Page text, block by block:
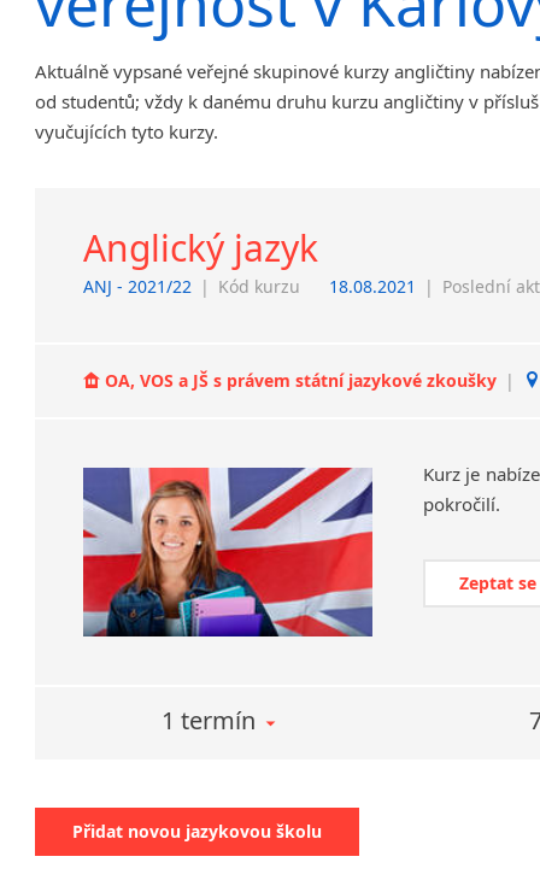
Chrudim
Děčín
Hodonín
Klatovy
Sedlčany
Tišnov
Aktuálně vypsané veřejné skupinové kurzy angličtiny
od studentů; vždy k danému druhu kurzu angličtiny v
vyučujících tyto kurzy.
Anglický jazyk
ANJ - 2021/22 | Kód kurzu 18.08.2021 | Poslední
OA, VOS a JŠ s právem státní jazykové zkoušky |
Kurz je
pokročilí.
Zeptat
1 termín
Přidat novou jazykovou školu